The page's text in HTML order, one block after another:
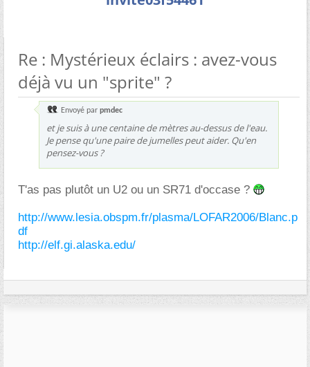
Re : Mystérieux éclairs : avez-vous
déjà vu un "sprite" ?
Envoyé par pmdec
et je suis à une centaine de mètres au-dessus de l'eau.
Je pense qu'une paire de jumelles peut aider. Qu'en
pensez-vous ?
T'as pas plutôt un U2 ou un SR71 d'occase ?
http://www.lesia.obspm.fr/plasma/LOFAR2006/Blanc.p
df
http://elf.gi.alaska.edu/